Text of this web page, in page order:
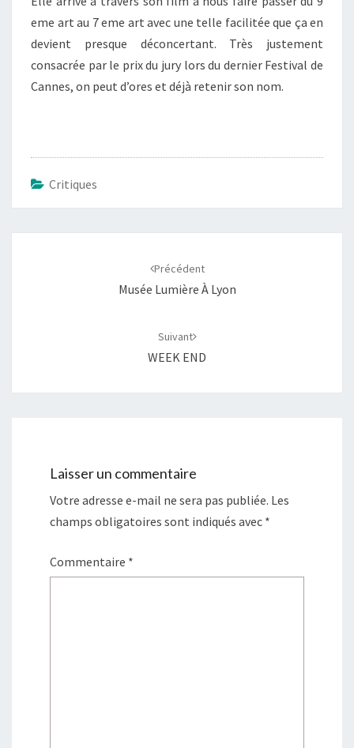
eme art au 7 eme art avec une telle facilitée que ça en
devient presque déconcertant. Très justement
consacrée par le prix du jury lors du dernier Festival de
Cannes, on peut d’ores et déjà retenir son nom.
Critiques
Précédent
Musée Lumière À Lyon
Suivant
WEEK END
Laisser un commentaire
Votre adresse e-mail ne sera pas publiée. Les
champs obligatoires sont indiqués avec *
Commentaire *